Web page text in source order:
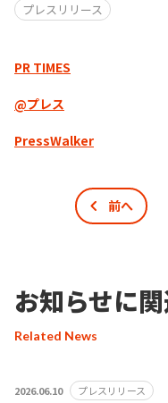
プレスリリース
PR TIMES
@プレス
PressWalker
前へ
お知らせに
Related News
2026.06.10 プレスリリース